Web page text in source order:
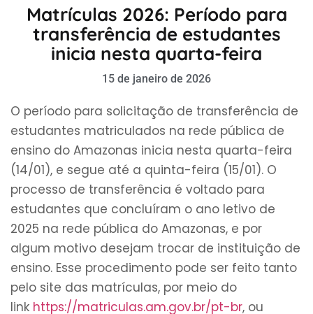
Matrículas 2026: Período para
transferência de estudantes
inicia nesta quarta-feira
15 de janeiro de 2026
O período para solicitação de transferência de
estudantes matriculados na rede pública de
ensino do Amazonas inicia nesta quarta-feira
(14/01), e segue até a quinta-feira (15/01). O
processo de transferência é voltado para
estudantes que concluíram o ano letivo de
2025 na rede pública do Amazonas, e por
algum motivo desejam trocar de instituição de
ensino. Esse procedimento pode ser feito tanto
pelo site das matrículas, por meio do
link https://matriculas.am.gov.br/pt-br, ou